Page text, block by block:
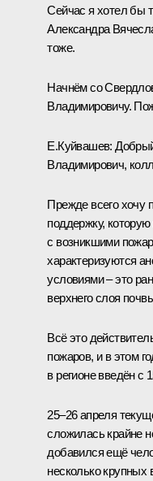
Сейчас я хотел бы
Александра
тоже.
Начнём со
Владимировичу.
Е.Куйвашев:
Владимирович,
Прежде всего хочу
поддержку,
с возникшими
характеризуются
условиями – это
верхнего слоя
Всё это
пожаров, и в этом
в регионе введён с
25‒26 апреля
сложилась крайне
добавился ещё
несколько крупных